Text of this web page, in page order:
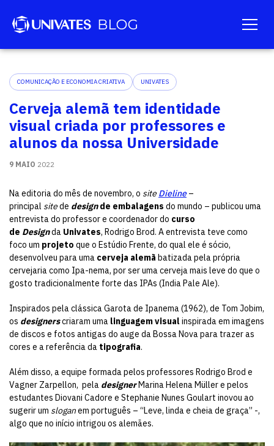
COMUNICAÇÃO E ECONOMIA CRIATIVA UNIVATES
Cerveja alemã tem identidade
visual criada por professores e
alunos da nossa Universidade
9 MAIO 2022
Na editoria do mês de novembro, o site Dieline–
principal sitede design de embalagens do mundo – publicou uma
entrevista do professor e coordenador do curso
de Designda Univates, Rodrigo Brod. A entrevista teve como
foco um projeto que o Estúdio Frente, do qual ele é sócio,
desenvolveu para uma cerveja alemã batizada pela própria
cervejaria como Ipa-nema, por ser uma cerveja mais leve do que o
gosto tradicionalmente forte das IPAs (India Pale Ale).
Inspirados pela clássica Garota de Ipanema (1962), de Tom Jobim,
os designerscriaram uma linguagem visualinspirada em imagens
de discos e fotos antigas do auge da Bossa Nova para trazer as
cores e a referência da tipografia.
Além disso, a equipe formada pelos professores Rodrigo Brod e
Vagner Zarpellon, pela designerMarina Helena Müller e pelos
estudantes Diovani Cadore e Stephanie Nunes Goulart inovou ao
sugerir um sloganem português – “Leve, linda e cheia de graça” -,
algo que no início intrigou os alemães.